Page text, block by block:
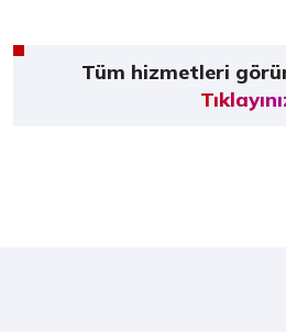
Tüm hizmetleri